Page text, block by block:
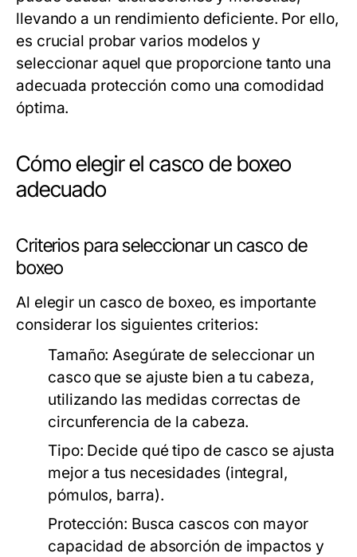
llevando a un rendimiento deficiente. Por ello,
es crucial probar varios modelos y
seleccionar aquel que proporcione tanto una
adecuada protección como una comodidad
óptima.
Cómo elegir el casco de boxeo
adecuado
Criterios para seleccionar un casco de
boxeo
Al elegir un casco de boxeo, es importante
considerar los siguientes criterios:
Tamaño: Asegúrate de seleccionar un
casco que se ajuste bien a tu cabeza,
utilizando las medidas correctas de
circunferencia de la cabeza.
Tipo: Decide qué tipo de casco se ajusta
mejor a tus necesidades (integral,
pómulos, barra).
Protección: Busca cascos con mayor
capacidad de absorción de impactos y